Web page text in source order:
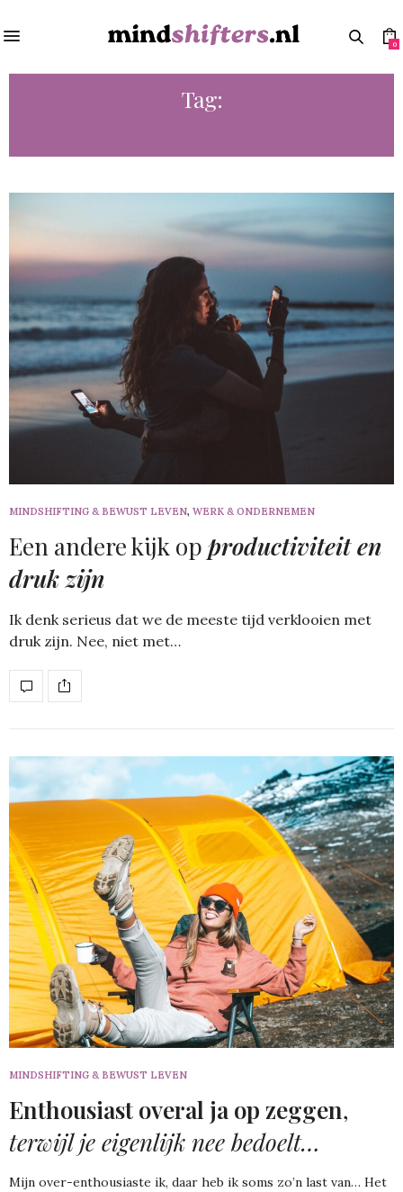
0
Tag:
MINDSHIFTING & BEWUST LEVEN, WERK & ONDERNEMEN
Een andere kijk op productiviteit en
druk zijn
Ik denk serieus dat we de meeste tijd verklooien met
druk zijn. Nee, niet met…
MINDSHIFTING & BEWUST LEVEN
Enthousiast overal ja op zeggen,
terwijl je eigenlijk nee bedoelt…
Mijn over-enthousiaste ik, daar heb ik soms zo’n last van… Het